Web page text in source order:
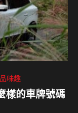
味趣
的車牌號碼